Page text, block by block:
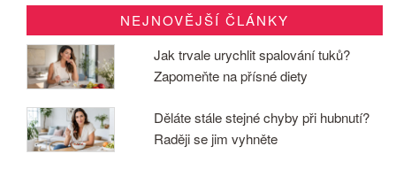
NEJNOVĚJŠÍ ČLÁNKY
Jak trvale urychlit spalování tuků?
Zapomeňte na přísné diety
Děláte stále stejné chyby při hubnutí?
Raději se jim vyhněte